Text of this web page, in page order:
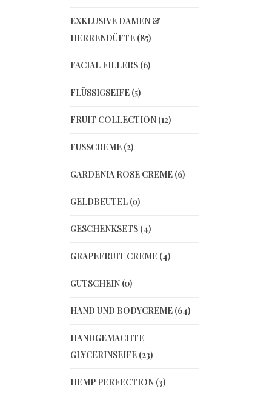
EXKLUSIVE DAMEN &
HERRENDÜFTE (85)
FACIAL FILLERS (6)
FLÜSSIGSEIFE (5)
FRUIT COLLECTION (12)
FUSSCREME (2)
GARDENIA ROSE CREME (6)
GELDBEUTEL (0)
GESCHENKSETS (4)
GRAPEFRUIT CREME (4)
GUTSCHEIN (0)
HAND UND BODYCREME (64)
HANDGEMACHTE
GLYCERINSEIFE (23)
HEMP PERFECTION (3)